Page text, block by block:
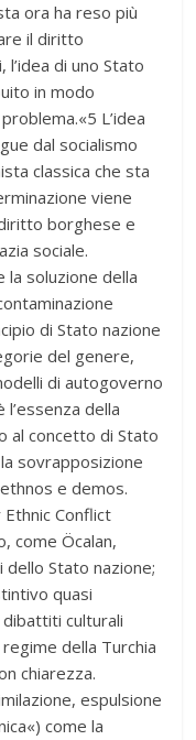
ora ha reso più
il diritto
l’idea di uno Stato
in modo
L’idea
dal socialismo
classica che sta
viene
borghese e
sociale.
la soluzione della
di Stato nazione
del genere,
di autogoverno
della
al concetto di Stato
sovrapposizione
e demos.
Conflict
come Öcalan,
Stato nazione;
quasi
culturali
della Turchia
chiarezza.
espulsione
come la